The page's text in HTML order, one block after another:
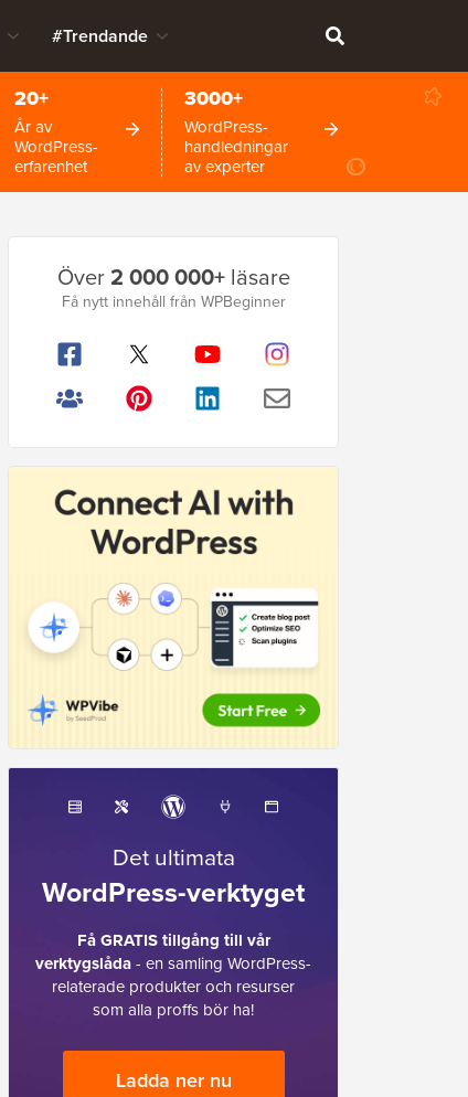
#Trendande
20+
År av
WordPress-
erfarenhet
3000+
WordPress-
handledningar
av experter
Primär
sidofält
Över2 000 000+läsare
Få nytt innehåll från WPBeginner
Det ultimata
WordPress-verktyget
Få GRATIS tillgång till vår
verktygslåda- en samling WordPress-
relaterade produkter och resurser
som alla proffs bör ha!
Ladda ner nu